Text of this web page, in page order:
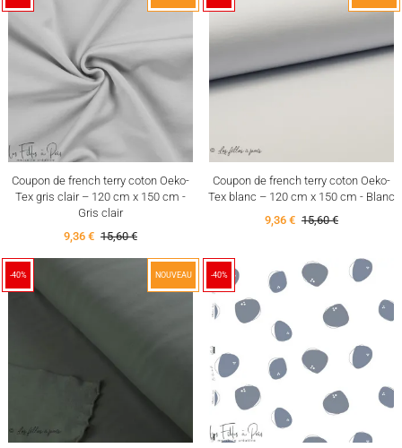
Coupon de french terry coton Oeko-
Tex gris clair – 120 cm x 150 cm -
Gris clair
9,36 € 15,60 €
Coupon de french terry coton Oeko-
Tex blanc – 120 cm x 150 cm - Blanc
9,36 € 15,60 €
-40% NOUVEAU -40%